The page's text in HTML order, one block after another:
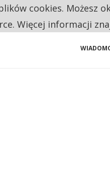
W EUROPEJSKI PRZEMYSŁ.
cookies. Możesz
Więcej informacji